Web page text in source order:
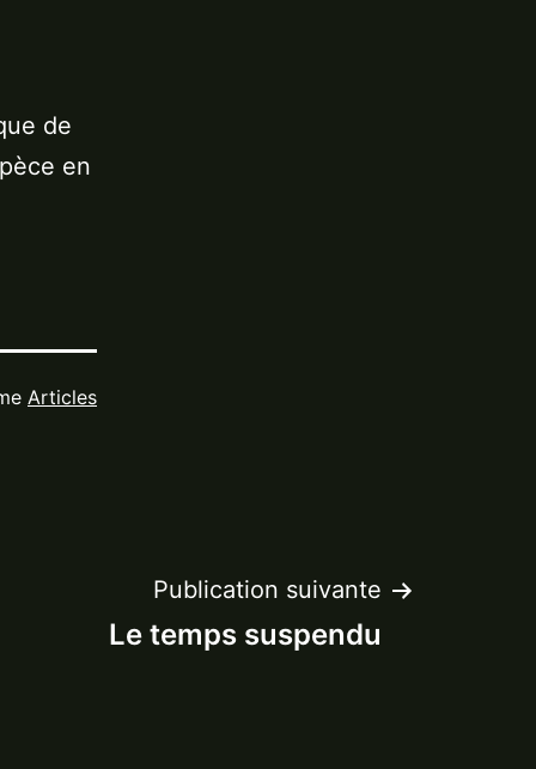
de
en
Articles
Publication suivante
Le temps suspendu